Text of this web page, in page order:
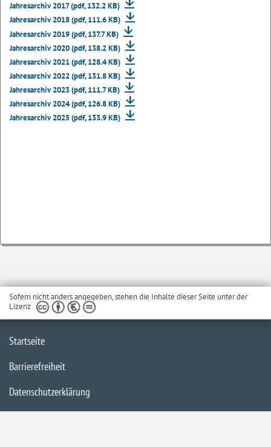
Jahresarchiv 2017 (pdf, 132.2 KB)
Jahresarchiv 2018 (pdf, 111.6 KB)
Jahresarchiv 2019 (pdf, 137.7 KB)
Jahresarchiv 2020 (pdf, 138.2 KB)
Jahresarchiv 2021 (pdf, 128.4 KB)
Jahresarchiv 2022 (pdf, 131.8 KB)
Jahresarchiv 2023 (pdf, 111.7 KB)
Jahresarchiv 2024 (pdf, 126.8 KB)
Jahresarchiv 2025 (pdf, 133.9 KB)
Sofern nicht anders angegeben, stehen die Inhalte dieser Seite unter der
Lizenz
Startseite
Barrierefreiheit
Datenschutzerklärung